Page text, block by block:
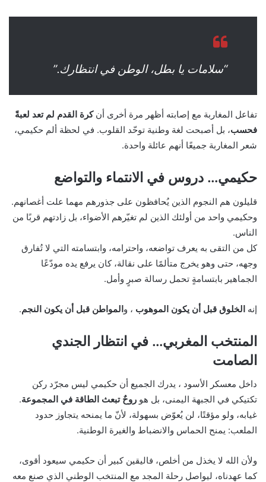
“سلامات يا بطل، الوطن في انتظارك.”
تفاعل المغاربة مع إصابته أظهر مرة أخرى أنكرة القدم لم تعد لعبةً
فحسب، بل أصبحت لغة وطنية توحّد القلوب. في لحظة ألم حكيمي،
شعر المغاربة جميعًا أنهم عائلة واحدة.
حكيمي… دروس في الانتماء والتواضع
قليلون هم النجوم الذين يُحافظون على جذورهم مهما علت أغصانهم.
وحكيمي واحد من أولئك الذين لم تغيّرهم الأضواء، بل زادتهم قربًا من
الناس.
كل من التقى به يعرف تواضعه، واحترامه، وابتسامته التي لا تُفارق
وجهه، حتى وهو يخرج متألمًا على نقالة، كان يرفع يده مودّعًا
الجماهير بابتسامةٍ تحمل رسالة صبرٍ وأمل.
إنه الخلوق قبل أن يكون الموهوب ، والمواطن قبل أن يكون النجم.
المنتخب المغربي… في انتظار الجندي
الصامت
داخل معسكر الأسود ، يدرك الجميع أن حكيمي ليس مجرّد ركن
تكتيكي في الجبهة اليمنى، بل هو روحٌ تبعث الطاقة في المجموعة.
غيابه، ولو مؤقتًا، لن يُعوّض بسهولة، لأنّ ما يمنحه يتجاوز حدود
الملعب: يمنح الحماس والانضباط والغيرة الوطنية.
ولأن الله لا يخذل من أخلص، فاليقين كبير أن حكيمي سيعود أقوى،
كما عهدناه، ليواصل رحلة المجد مع المنتخب الوطني الذي صنع معه